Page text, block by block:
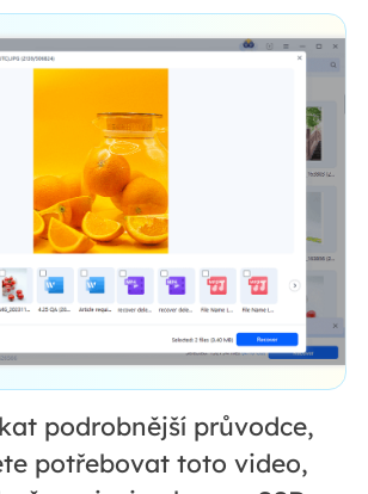
podrobnější průvodce,
potřebovat toto video,